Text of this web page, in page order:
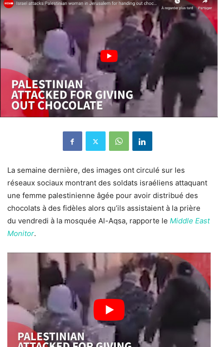
La semaine dernière, des images ont circulé sur les
réseaux sociaux montrant des soldats israéliens attaquant
une femme palestinienne âgée pour avoir distribué des
chocolats à des fidèles alors qu’ils assistaient à la prière
du vendredi à la mosquée Al-Aqsa, rapporte le Middle East
Monitor.